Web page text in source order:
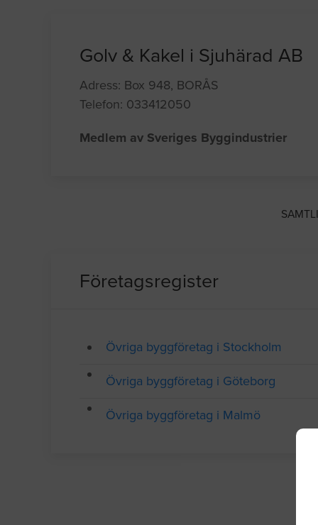
Golv & Kakel i Sjuhärad AB
Adress: Box 948, BORÅS
Telefon: 033412050
Medlem av Sveriges Byggindustrier
Företagsregister
Övriga byggföretag i Stockholm
Övriga byggföretag i Göteborg
Övriga byggföretag i Malmö